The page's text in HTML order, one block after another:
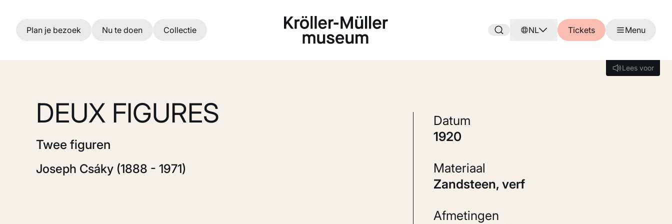
Ga naar hoofdinhoud
Plan je bezoek Nu te doen Collectie NL Tickets Menu
Lees voor
Lees voor
DEUX FIGURES
Twee figuren
Joseph Csáky (1888 - 1971)
Datum
1920
Materiaal
Zandsteen, verf
Afmetingen